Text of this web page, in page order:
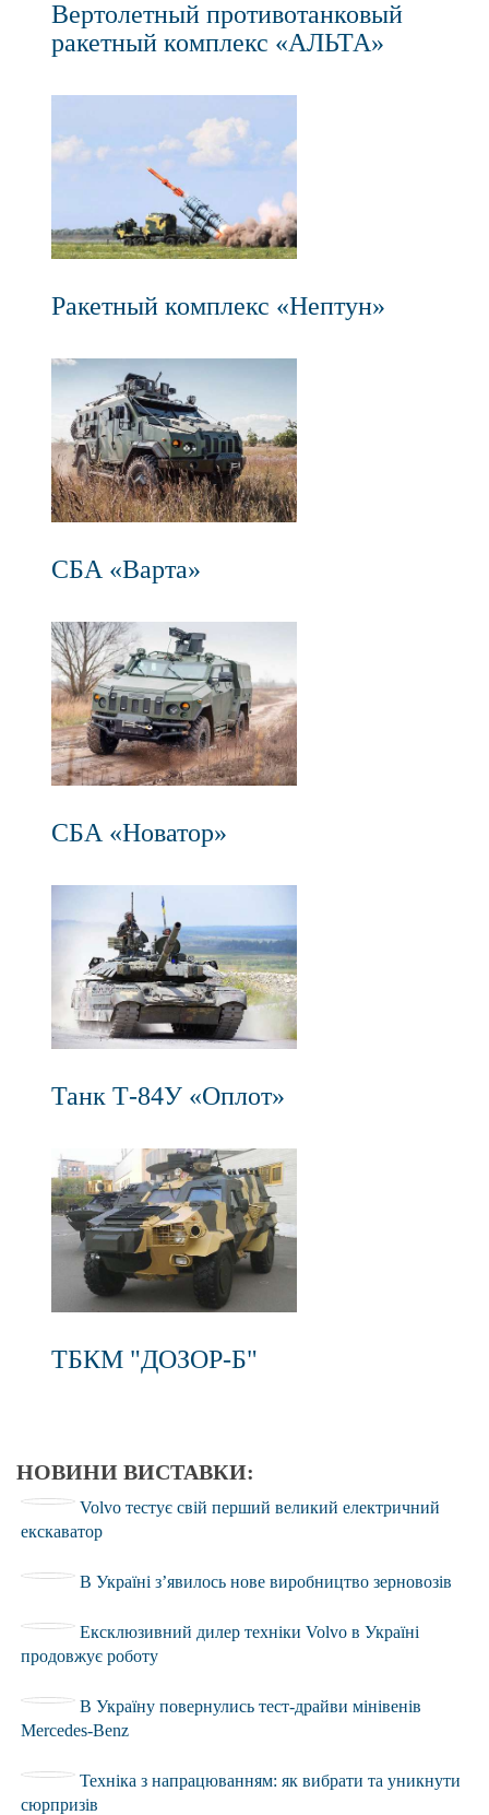
Вертолетный противотанковый
ракетный комплекс «АЛЬТА»
Ракетный комплекс «Нептун»
СБА «Варта»
СБА «Новатор»
Танк Т-84У «Оплот»
ТБКМ "ДОЗОР-Б"
НОВИНИ ВИСТАВКИ:
Volvo тестує свій перший великий електричний
екскаватор
В Україні з’явилось нове виробництво зерновозів
Ексклюзивний дилер техніки Volvo в Україні
продовжує роботу
В Україну повернулись тест-драйви мінівенів
Mercedes-Benz
Техніка з напрацюванням: як вибрати та уникнути
сюрпризів